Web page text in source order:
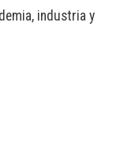
industria y